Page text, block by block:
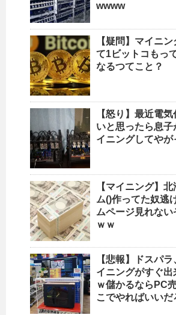
wwww
【疑問】マイニ
て1ビットコもっ
なるつてこと？
【怒り】最近電
いと思ったら息子
イニングしてやが
【マイニング】
ム()作ってた奴逃
ムページ見れな
ｗｗ
【悲報】ドスパ
イニングがすぐ
ｗ儲かるならPC
こでやればいいだ